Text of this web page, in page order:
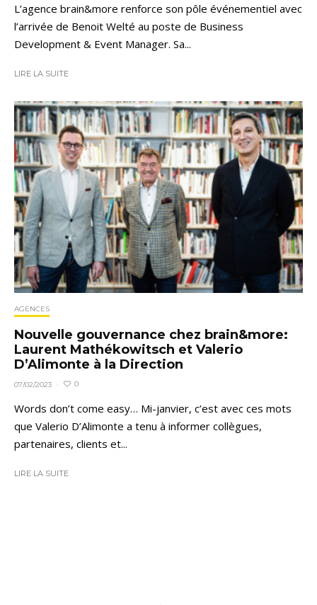
L’agence brain&more renforce son pôle événementiel avec
l’arrivée de Benoit Welté au poste de Business
Development & Event Manager. Sa...
LIRE LA SUITE
AGENCES
Nouvelle gouvernance chez brain&more:
Laurent Mathékowitsch et Valerio
D’Alimonte à la Direction
07/02/2023 · 0
Words don’t come easy… Mi-janvier, c’est avec ces mots
que Valerio D’Alimonte a tenu à informer collègues,
partenaires, clients et...
LIRE LA SUITE